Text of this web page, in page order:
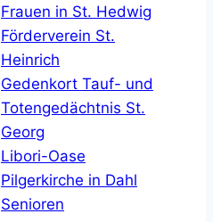
Frauen in St. Hedwig
Förderverein St.
Heinrich
Gedenkort Tauf- und
Totengedächtnis St.
Georg
Libori-Oase
Pilgerkirche in Dahl
Senioren